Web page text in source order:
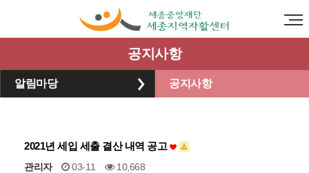
공지사항
알림마당 공지사항
2021년 세입 세출 결산 내역 공고
관리자 03-11 10,668